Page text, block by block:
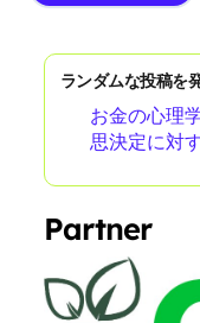
ランダムな投稿を
お金の心理
思決定に対
Partner